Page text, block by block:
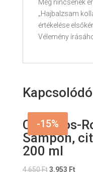
Még nincsenek
„Hajbalzsam
értékelése
Vélemény
-15%
Csalános-
Sampon,
200 ml
4.650Ft Original
3.953 Ft